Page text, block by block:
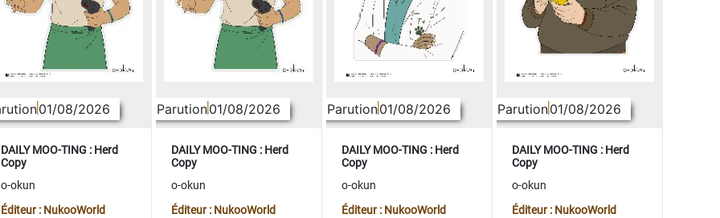
01/08/2026
DAILY MOO-TING : Herd
Copy
o-okun
Éditeur : NukooWorld
Parution01/08/2026
DAILY MOO-TING : Herd
Copy
o-okun
Éditeur : NukooWorld
Parution01/08/2026
DAILY MOO-TING : Herd
Copy
o-okun
Éditeur : NukooWorld
Parution01/08/2026
DAILY MOO-TING : Herd
Copy
o-okun
Éditeur : NukooWorld